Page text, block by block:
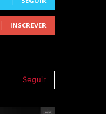
INSCREVER
Seguir